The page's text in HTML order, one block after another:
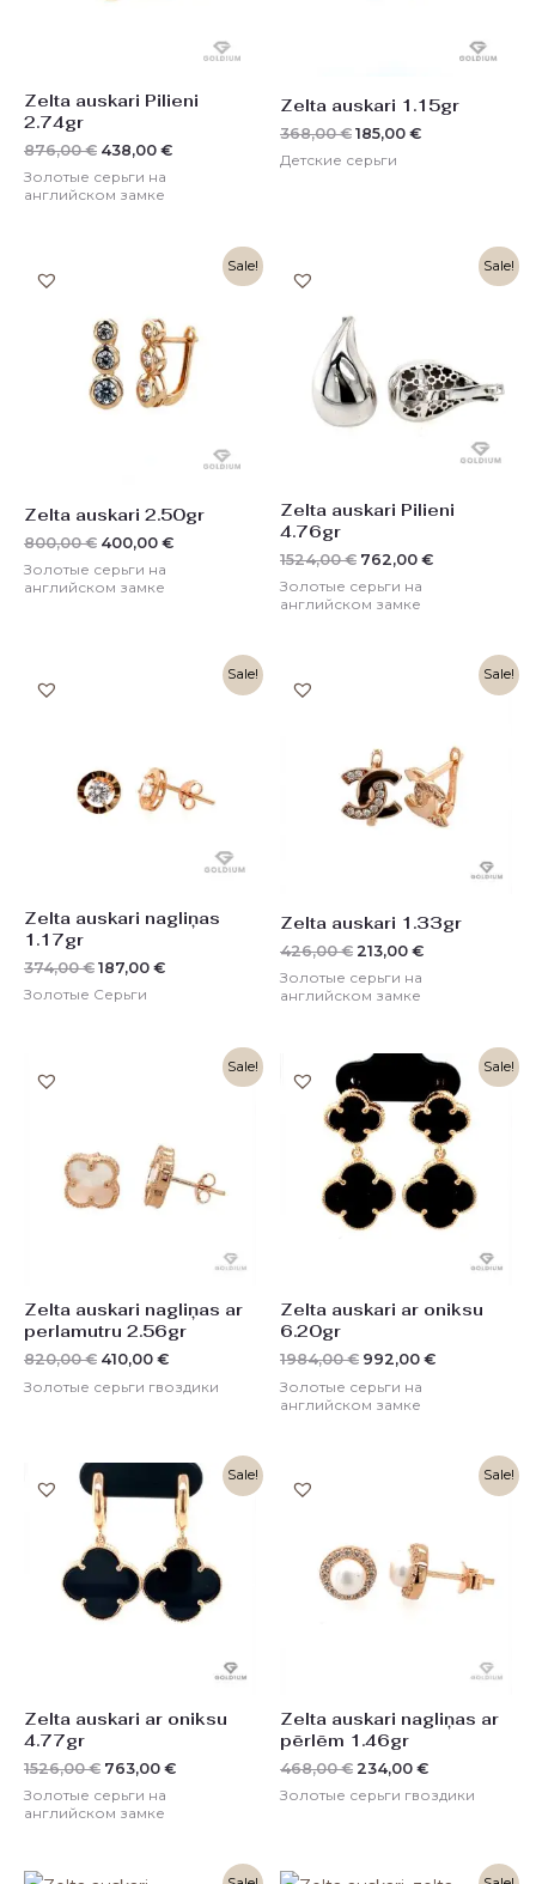
Zelta auskari Pilieni
2.74gr
876,00€ 438,00 €
Золотые серьги на
английском замке
Zelta auskari 1.15gr
368,00€ 185,00 €
Детские серьги
Sale!
Zelta auskari 2.50gr
800,00€
Первоначальная
800,00 €.
400,00 €
Текущая
Золотые серьги на
английском замке
Sale!
Zelta auskari Pilieni
4.76gr
1524,00€
Первоначальная
762,00 €
Текущая
Золотые серьги на
английском замке
Sale!
Zelta auskari nagliņas
1.17gr
374,00€
Первоначальная
187,00 €
Текущая
Золотые Серьги
Sale!
Zelta auskari 1.33gr
426,00€
Первоначальная
213,00 €
Текущая
Золотые серьги на
английском замке
Sale!
Zelta auskari nagliņas ar
perlamutru 2.56gr
820,00€
Первоначальная
410,00 €
Текущая
Золотые серьги гвоздики
Sale!
Zelta auskari ar oniksu
6.20gr
1984,00€
Первоначальная
составляла
1984,00 €.
992,00 €
Текущая
цена:
992,00 €.
Золотые серьги на
английском замке
Sale!
Zelta auskari ar oniksu
4.77gr
1526,00€
Первоначальная
цена
составляла
1526,00 €.
763,00 €
Текущая
цена:
763,00 €.
Золотые серьги на
английском замке
Sale!
Zelta auskari nagliņas ar
pērlēm 1.46gr
468,00€
Первоначальная
234,00 €
Текущая
Золотые серьги гвоздики
Первоначальная
Текущая Первоначальная
Текущая